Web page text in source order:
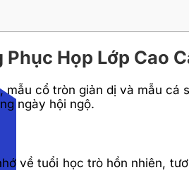
Họp Lớp Cao
cổ tròn giản dị và mẫu
ngày hội ngộ.
về tuổi học trò hồn nhiên,